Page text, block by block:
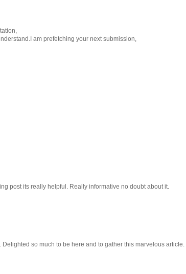
am prefetching your next submission,
post its really helpful. Really informative no doubt about it.
so much to be here and to gather this marvelous article.